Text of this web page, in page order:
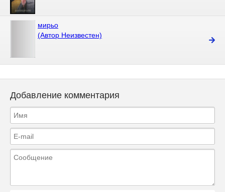
мирьо
(Автор Неизвестен)
Добавление комментария